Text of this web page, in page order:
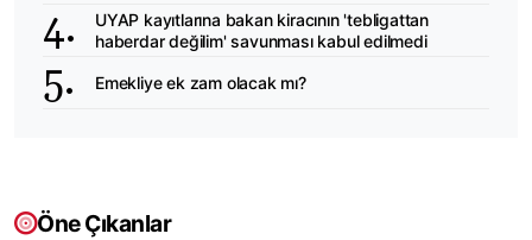
UYAP kayıtlarına bakan kiracının 'tebligattan
haberdar değilim' savunması kabul edilmedi
Emekliye ek zam olacak mı?
Öne Çıkanlar